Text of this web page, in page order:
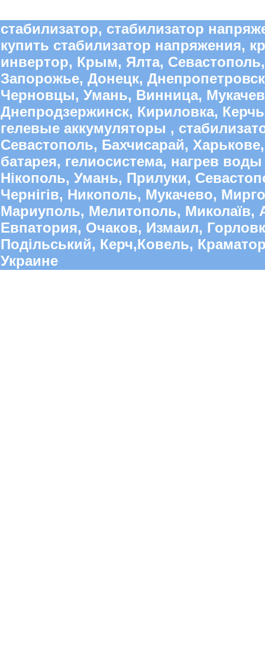
стабилизатор, стабилизатор
купить стабилизатор напряжения,
инвертор, Крым, Ялта,
Запорожье, Донецк,
Черновцы, Умань, Винница,
Днепродзержинск, Кириловка,
гелевые аккумуляторы ,
Севастополь, Бахчисарай,
батарея, гелиосистема, нагрев
Нікополь, Умань, Прилуки,
Чернігів, Никополь, Мукачево,
Мариуполь, Мелитополь, Миколаїв,
Евпатория, Очаков, Измаил,
Подільський, Керч,Ковель,
Украине